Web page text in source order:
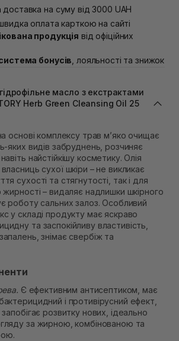
вул. Академіка Підстригача, 1В
Львів, вул. Степана Бандери 45
вул. Кулика і Гудачека 23 (ТЦ
доставка на суму від 3000 UAH
оплата карткою на сайті
продукція від офіційних
бонусів , лояльності та знижок
масло з екстрактами
Herb Green Cleansing Oil 25
основі комплексу трав м’яко очищає
яких видів забруднень, розчиняє
найстійкішу косметику. Олія
сухої шкіри – не викликає
сухості та стягнутості, так і для
жирності – видаляє надлишки шкірного
роботу сальних залоз. Особливий
у складі продукту має яскраво
та заспокійливу властивість,
знімає свербіж та
Є ефективним антисептиком, має
і противірусний ефект,
розвитку нових, ідеально
за жирною, комбінованою та